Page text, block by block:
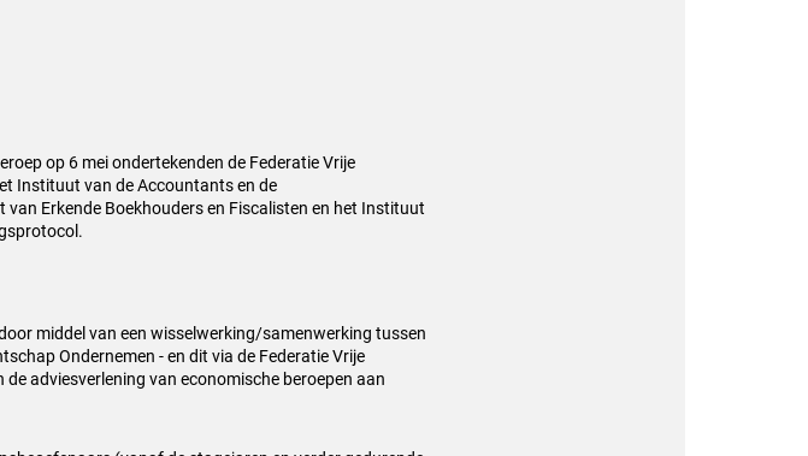
op 6 mei ondertekenden de Federatie Vrije
Instituut van de Accountants en de
Erkende Boekhouders en Fiscalisten en het Instituut
middel van een wisselwerking/samenwerking tussen
Ondernemen - en dit via de Federatie Vrije
adviesverlening van economische beroepen aan